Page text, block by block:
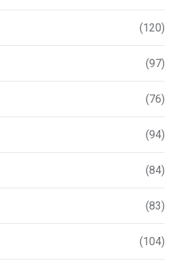
(120)
(97)
(76)
(94)
(84)
(83)
(104)